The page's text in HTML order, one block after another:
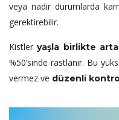
veya nadir durumlarda
gerektirebilir.
Kistleryaşla birlikte
%50’sinde rastlanır. Bu
vermez ve düzenli